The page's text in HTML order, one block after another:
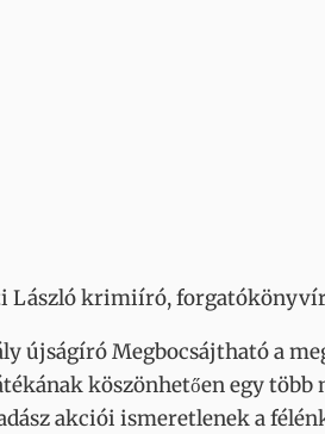
László krimiíró,
újságíró Megbocsájtható a
köszönhetően egy több
akciói ismeretlenek a